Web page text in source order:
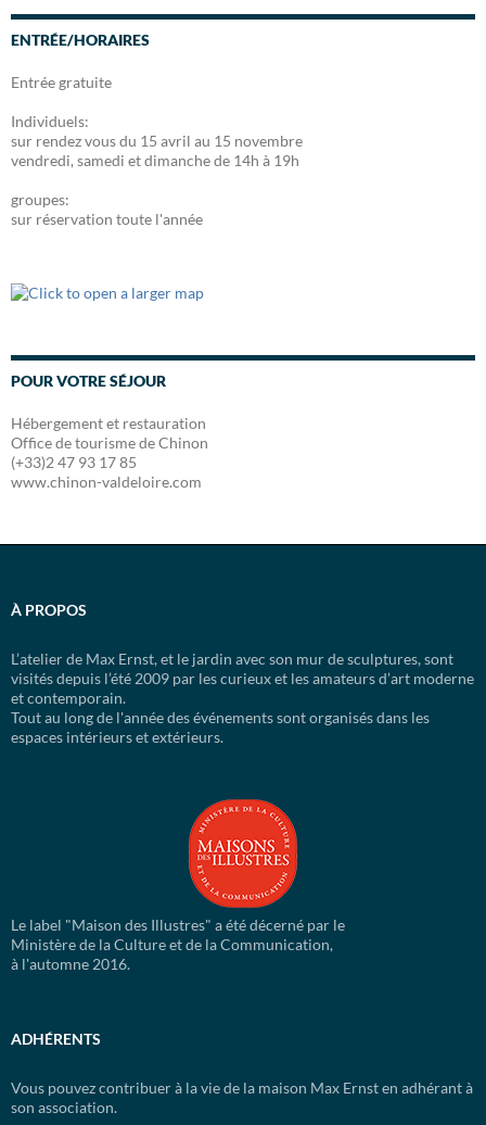
e
b
o
ENTRÉE/HORAIRES
Entrée gratuite
Individuels:
sur rendez vous du 15 avril au 15 novembre
vendredi, samedi et dimanche de 14h à 19h
groupes:
sur réservation toute l'année
POUR VOTRE SÉJOUR
Hébergement et restauration
Office de tourisme de Chinon
(+33)2 47 93 17 85
www.chinon-valdeloire.com
À PROPOS
L’atelier de Max Ernst, et le jardin avec son mur de sculptures, sont
visités depuis l’été 2009 par les curieux et les amateurs d’art moderne
et contemporain.
Tout au long de l'année des événements sont organisés dans les
espaces intérieurs et extérieurs.
Le label "Maison des Illustres" a été décerné par le
Ministère de la Culture et de la Communication,
à l'automne 2016.
ADHÉRENTS
Vous pouvez contribuer à la vie de la maison Max Ernst en adhérant à
son association.